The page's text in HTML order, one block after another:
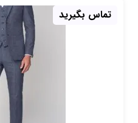
تماس بگیرید